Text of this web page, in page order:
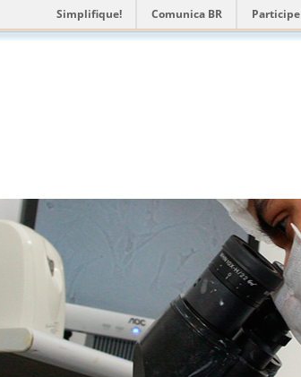
Simplifique! Comunica BR Participe